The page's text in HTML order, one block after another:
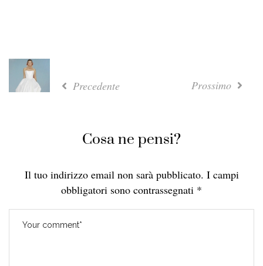
Precedente Prossimo
Cosa ne pensi?
Il tuo indirizzo email non sarà pubblicato. I campi
obbligatori sono contrassegnati *